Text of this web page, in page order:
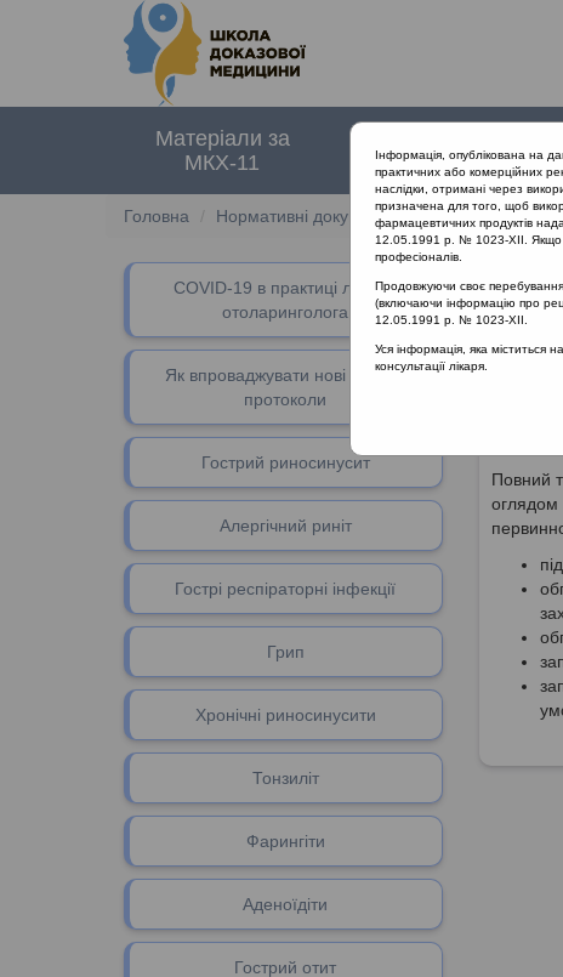
Матеріали за
МКХ-11
документи
Головна Нормативні документи Хронічні
СOVID-19 в практиці лікаря-
отоларинголога
Як впроваджувати нові клінічні
протоколи
Гострий риносинусит
Алергічний риніт
Гострі респіраторні інфекції
Грип
Хронічні риносинусити
Тонзиліт
Фарингіти
Аденоїдіти
Гоcтрий отит
Повний
оглядом
Інформація, опублікована на
практичних або комерційних
наслідки, отримані через
призначена для того, щоб
фармацевтичних продуктів
12.05.1991 р. № 1023-XII. Якщо
професіоналів.
Продовжуючи своє перебування
(включаючи інформацію про
12.05.1991 р. № 1023-XII.
Уся інформація, яка міститься
консультації лікаря.